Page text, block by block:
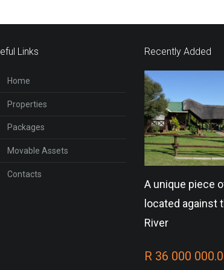
Links
Home
Properties
Packages
Movable Assets
Contacts
Recently Added
A unique piece
located against
River
R 36 000